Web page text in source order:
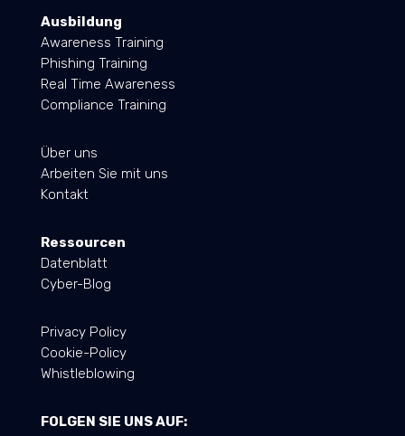
Ausbildung
Awareness Training
Phishing Training
Real Time Awareness
Compliance Training
Über uns
Arbeiten Sie mit uns
Kontakt
Ressourcen
Datenblatt
Cyber-Blog
Privacy Policy
Cookie-Policy
Whistleblowing
FOLGEN SIE UNS AUF: